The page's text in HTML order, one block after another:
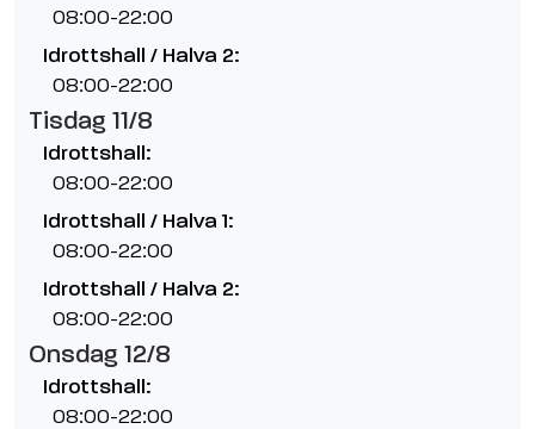
08:00-22:00
Idrottshall / Halva 2:
08:00-22:00
Tisdag 11/8
Idrottshall:
08:00-22:00
Idrottshall / Halva 1:
08:00-22:00
Idrottshall / Halva 2:
08:00-22:00
Onsdag 12/8
Idrottshall:
08:00-22:00